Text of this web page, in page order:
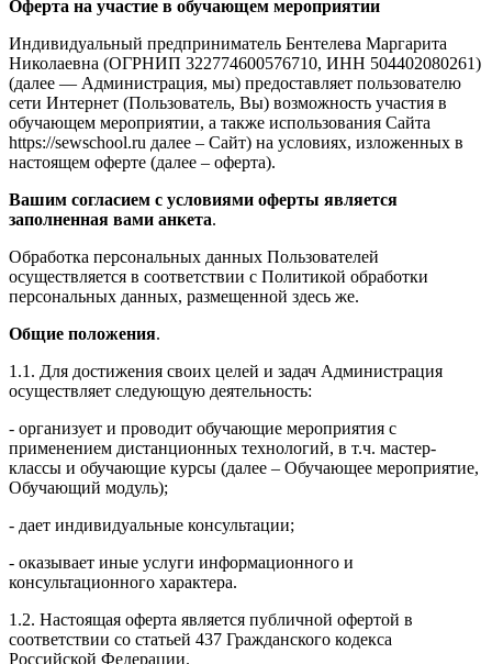
Оферта на участие в обучающем мероприятии
Индивидуальный предприниматель Бентелева Маргарита
Николаевна (ОГРНИП 322774600576710, ИНН 504402080261)
(далее — Администрация, мы) предоставляет пользователю
сети Интернет (Пользователь, Вы) возможность участия в
обучающем мероприятии, а также использования Сайта
https://sewschool.ru далее – Сайт) на условиях, изложенных в
настоящем оферте (далее – оферта).
Вашим согласием с условиями оферты является
заполненная вами анкета.
Обработка персональных данных Пользователей
осуществляется в соответствии с Политикой обработки
персональных данных, размещенной здесь же.
Общие положения.
1.1. Для достижения своих целей и задач Администрация
осуществляет следующую деятельность:
- организует и проводит обучающие мероприятия с
применением дистанционных технологий, в т.ч. мастер-
классы и обучающие курсы (далее – Обучающее мероприятие,
Обучающий модуль);
- дает индивидуальные консультации;
- оказывает иные услуги информационного и
консультационного характера.
1.2. Настоящая оферта является публичной офертой в
соответствии со статьей 437 Гражданского кодекса
Российской Федерации.